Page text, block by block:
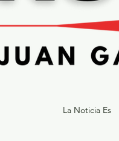
La Noticia Es